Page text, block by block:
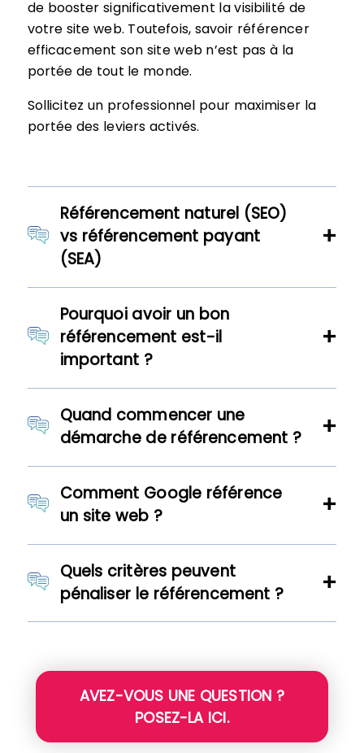
de booster significativement la visibilité de
votre site web. Toutefois, savoir référencer
efficacement son site web n’est pas à la
portée de tout le monde.
Sollicitez un professionnel pour maximiser la
portée des leviers activés.
Référencement naturel (SEO)
vs référencement payant
(SEA)
Pourquoi avoir un bon
référencement est-il
important ?
Quand commencer une
démarche de référencement ?
Comment Google référence
un site web ?
Quels critères peuvent
pénaliser le référencement ?
AVEZ-VOUS UNE QUESTION ?
POSEZ-LA ICI.